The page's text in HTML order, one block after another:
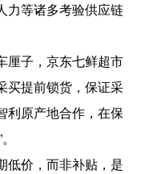
力等诸多考验供应链
厘子，京东七鲜超市
买提前锁货，保证采
利原产地合作，在保
低价，而非补贴，是